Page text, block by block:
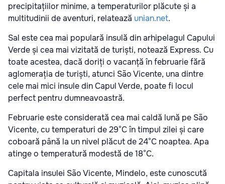
precipitațiilor minime, a temperaturilor plăcute și a
multitudinii de aventuri, relatează unian.net.
Sal este cea mai populară insulă din arhipelagul Capului
Verde și cea mai vizitată de turiști, notează Express. Cu
toate acestea, dacă doriți o vacanță în februarie fără
aglomerația de turiști, atunci São Vicente, una dintre
cele mai mici insule din Capul Verde, poate fi locul
perfect pentru dumneavoastră.
Februarie este considerată cea mai caldă lună pe São
Vicente, cu temperaturi de 29°C în timpul zilei și care
coboară până la un nivel plăcut de 24°C noaptea. Apa
atinge o temperatură modestă de 18°C.
Capitala insulei São Vicente, Mindelo, este cunoscută